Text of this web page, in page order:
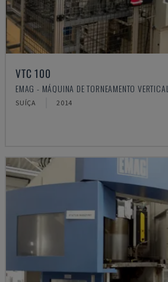
VTC 100
EMAG - MÁQUINA DE TORNEAMENTO VERTICAL
SUÍÇA 2014